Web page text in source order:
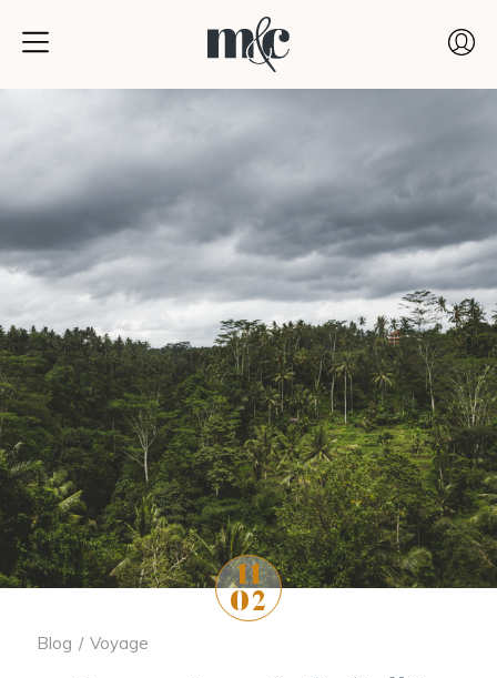
11
02
Blog / Voyage